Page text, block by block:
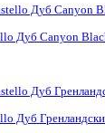
Дуб Canyon
Дуб